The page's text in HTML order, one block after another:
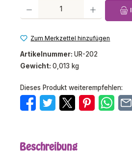
Produkt Anzahl: Gib den gewünschten
Zum Merkzettel hinzufügen
Artikelnummer: UR-202
Gewicht: 0,013 kg
Dieses Produkt weiterempfehlen:
Beschreibung